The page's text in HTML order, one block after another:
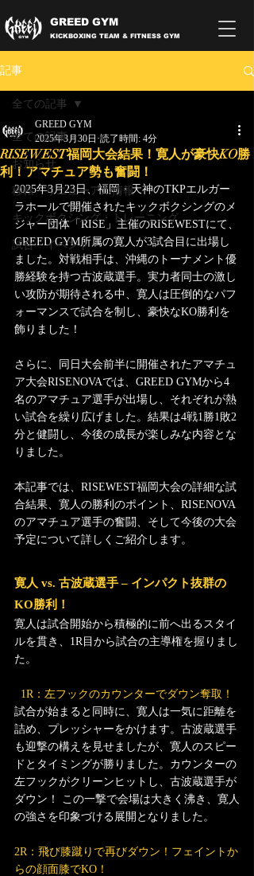
GREED GYM
KICKBOXING TEAM & FITNESS GYM
記事
全ての記事
お知らせ
移転・リニューアル情報
キックボクシング・トレーニング
試合・イベント
全ての記事
RISEWEST福岡大会結果！寛人が豪快KO勝
利！アマチュア勢も奮闘！
GREED GYM
2025年3月30日 読了時間: 4分
2025年3月23日、福岡・天神のTKPエルガー
ラホールで開催されたキックボクシングのメ
ジャー団体「RISE」主催のRISEWESTにて、
GREED GYM所属の寛人が3試合目に出場し
ました。対戦相手は、沖縄のトーナメント優
勝経験を持つ古波蔵選手。実力者同士の激し
い攻防が期待される中、寛人は圧倒的なパフ
ォーマンスで試合を制し、豪快なKO勝利を
飾りました！
さらに、同日大会前半に開催されたアマチュ
ア大会RISENOVAでは、GREED GYMから4
名のアマチュア選手が出場し、それぞれが熱
い試合を繰り広げました。結果は4戦1勝1敗2
分と健闘し、今後の成長が楽しみな内容とな
りました。
本記事では、RISEWEST福岡大会の詳細な試
合結果、寛人の勝利のポイント、RISENOVA
のアマチュア選手の奮闘、そして今後の大会
予定について詳しくご紹介します。
寛人 vs. 古波蔵選手 – インパクト抜群の
KO勝利！
寛人は試合開始から積極的に前へ出るスタイ
ルを貫き、1R目から試合の主導権を握りまし
た。
  1R：左フックのカウンターでダウン奪取！
試合が始まると同時に、寛人は一気に距離を
詰め、プレッシャーをかけます。古波蔵選手
も迎撃の構えを見せましたが、寛人のスピー
ドとタイミングが勝りました。カウンターの
左フックがクリーンヒットし、古波蔵選手が
ダウン！ この一撃で会場は大きく沸き、寛人
の強さを印象づける展開となりました。
2R：飛び膝蹴りで再びダウン！フェイントか
らの顔面膝でKO！